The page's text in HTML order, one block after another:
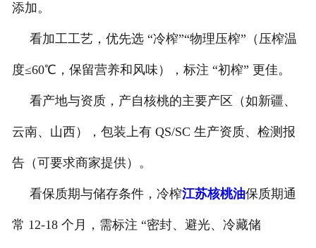
添加。
看加工工艺，优先选 “冷榨”“物理压榨”（压榨温
度≤60℃，保留营养和风味），标注 “初榨” 更佳。
看产地与资质，产自核桃的主要产区（如新疆、
云南、山西），包装上有 QS/SC 生产资质、检测报
告（可要求商家提供）。
看保质期与储存条件，冷榨江苏核桃油保质期通
常 12-18 个月，需标注 “密封、避光、冷藏储